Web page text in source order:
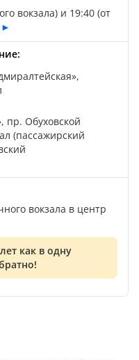
вокзала) и 19:40 (от
►
пр. Обуховской
(пассажирский
вокзала в центр
как в одну